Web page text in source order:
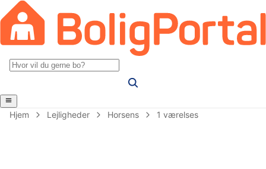
Hjem Lejligheder Horsens 1 værelses